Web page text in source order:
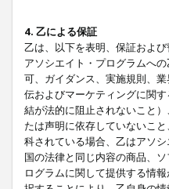
4. 乙による保証
乙は、以下を表明、保証およ
アソシエイト・プログラムへ
可、ガイダンス、実施規則、
伝およびマーケティングに関
結が法的に阻止されないこと
たは声明に依存していないこ
科されている場合、乙はアソ
国の法律と同じ内容の商品、
ログラムに関して提供する情